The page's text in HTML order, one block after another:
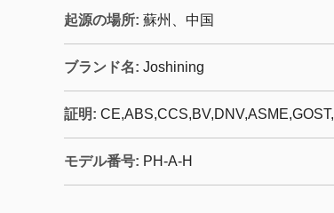
起源の場所: 蘇州、中国
ブランド名: Joshining
証明: CE,ABS,CCS,BV,DNV,ASME,GOST,
モデル番号: PH-A-H